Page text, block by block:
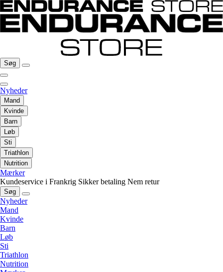
Søg
Nyheder
Mand
Kvinde
Barn
Løb
Sti
Triathlon
Nutrition
Mærker
Kundeservice i Frankrig Sikker betaling Nem retur
Søg
Nyheder
Mand
Kvinde
Barn
Løb
Sti
Triathlon
Nutrition